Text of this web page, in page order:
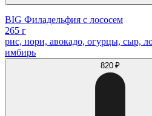
BIG Филадельфия с лососем
265 г
рис, нори, авокадо, огурцы, сыр,
имбирь
820 ₽